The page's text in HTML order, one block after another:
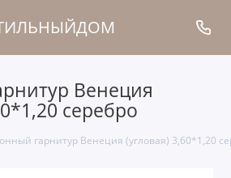
Венеция
серебро
гарнитур Венеция (угловая) 3,60*1,20